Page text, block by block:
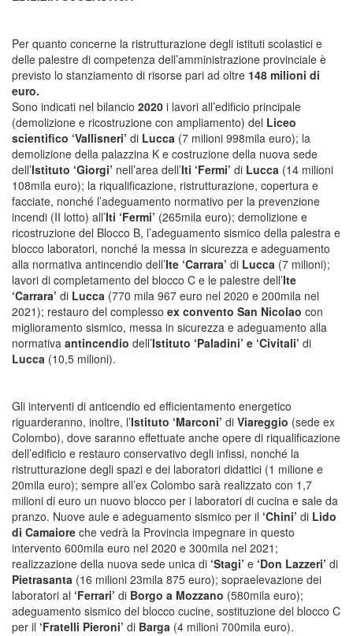
Per quanto concerne la ristrutturazione degli istituti scolastici e
delle palestre di competenza dell’amministrazione provinciale è
previsto lo stanziamento di risorse pari ad oltre 148 milioni di
euro.
Sono indicati nel bilancio 2020 i lavori all’edificio principale
(demolizione e ricostruzione con ampliamento) del Liceo
scientifico ‘Vallisneri’ di Lucca (7 milioni 998mila euro); la
demolizione della palazzina K e costruzione della nuova sede
dell’Istituto ‘Giorgi’ nell’area dell’Iti ‘Fermi’ di Lucca (14 milioni
108mila euro); la riqualificazione, ristrutturazione, copertura e
facciate, nonché l’adeguamento normativo per la prevenzione
incendi (II lotto) all’Iti ‘Fermi’ (265mila euro); demolizione e
ricostruzione del Blocco B, l’adeguamento sismico della palestra e
blocco laboratori, nonché la messa in sicurezza e adeguamento
alla normativa antincendio dell’Ite ‘Carrara’ di Lucca (7 milioni);
lavori di completamento del blocco C e le palestre dell’Ite
‘Carrara’ di Lucca (770 mila 967 euro nel 2020 e 200mila nel
2021); restauro del complesso ex convento San Nicolao con
miglioramento sismico, messa in sicurezza e adeguamento alla
normativa antincendio dell’Istituto ‘Paladini’ e ‘Civitali’ di
Lucca (10,5 milioni).
Gli interventi di anticendio ed efficientamento energetico
riguarderanno, inoltre, l’Istituto ‘Marconi’ di Viareggio (sede ex
Colombo), dove saranno effettuate anche opere di riqualificazione
dell’edificio e restauro conservativo degli infissi, nonché la
ristrutturazione degli spazi e dei laboratori didattici (1 milione e
20mila euro); sempre all’ex Colombo sarà realizzato con 1,7
milioni di euro un nuovo blocco per i laboratori di cucina e sale da
pranzo. Nuove aule e adeguamento sismico per il ‘Chini’ di Lido
di Camaiore che vedrà la Provincia impegnare in questo
intervento 600mila euro nel 2020 e 300mila nel 2021;
realizzazione della nuova sede unica di ‘Stagi’ e ‘Don Lazzeri’ di
Pietrasanta (16 milioni 23mila 875 euro); sopraelevazione dei
laboratori al ‘Ferrari’ di Borgo a Mozzano (580mila euro);
adeguamento sismico del blocco cucine, sostituzione del blocco C
per il ‘Fratelli Pieroni’ di Barga (4 milioni 700mila euro).